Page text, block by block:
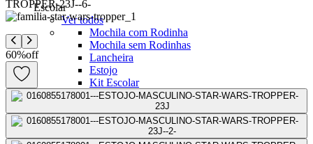
Escolar
Ver todos
Mochila com Rodinha
Mochila sem Rodinhas
Lancheira
Estojo
Kit Escolar
Garrafa
Ver Todos
Homem Aranha🕸️
60%off